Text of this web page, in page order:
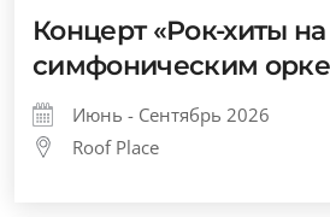
Концерт «Рок-хиты
симфоническим
Июнь - Сентябрь 2026
Roof Place